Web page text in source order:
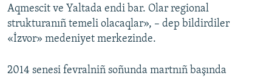
Aqmescit ve Yaltada endi bar. Olar regional
strukturanıñ temeli olacaqlar», – dep bildirdiler
«İzvor» medeniyet merkezinde.
2014 senesi fevralniñ soñunda martnıñ başında